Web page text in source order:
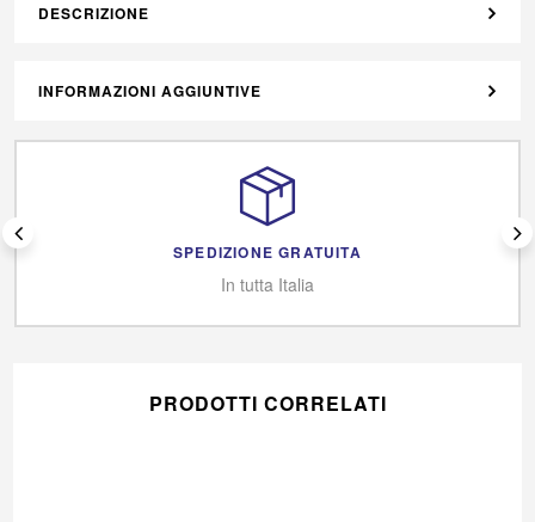
DESCRIZIONE
INFORMAZIONI AGGIUNTIVE
SPEDIZIONE GRATUITA
In tutta Italia
PRODOTTI CORRELATI